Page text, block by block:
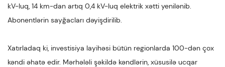
kV-luq, 14 km-dan artıq 0,4 kV-luq elektrik xətti yenilənib.
Abonentlərin sayğacları dəyişdirilib.
Xatırladaq ki, investisiya layihəsi bütün regionlarda 100-dən çox
kəndi əhatə edir. Mərhələli şəkildə kəndlərin, xüsusilə ucqar